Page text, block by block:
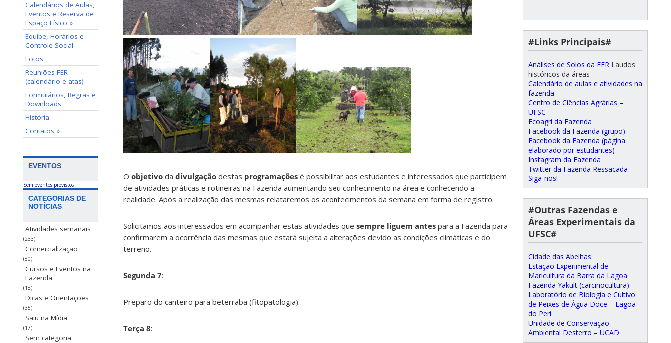
Calendários de Aulas,
Eventos e Reserva de
Espaço Físico »
Equipe, Horários e
Controle Social
Fotos
Reuniões FER
(calendário e atas)
Formulários, Regras e
Downloads
História
Contatos »
EVENTOS
Sem eventos previstos
CATEGORIAS DE
NOTÍCIAS
Atividades semanais
(233)
Comercialização
(80)
Cursos e Eventos na
Fazenda
(18)
Dicas e Orientações
(35)
Saiu na Mídia
(17)
Sem categoria
O objetivo da divulgação destas programações é possibilitar aos estudantes e interessados que participem
de atividades práticas e rotineiras na Fazenda aumentando seu conhecimento na área e conhecendo a
realidade. Após a realização das mesmas relataremos os acontecimentos da semana em forma de registro.
Solicitamos aos interessados em acompanhar estas atividades que sempre liguem antes para a Fazenda para
confirmarem a ocorrência das mesmas que estará sujeita a alterações devido as condições climáticas e do
terreno.
Segunda 7:
Preparo do canteiro para beterraba (fitopatologia).
Terça 8:
#Links Principais#
Análises de Solos da FER Laudos
históricos da áreas
Calendário de aulas e atividades na
fazenda
Centro de Ciências Agrárias –
UFSC
Ecoagri da Fazenda
Facebook da Fazenda (grupo)
Facebook da Fazenda (página
elaborado por estudantes)
Instagram da Fazenda
Twitter da Fazenda Ressacada –
Siga-nos!
#Outras Fazendas e
Áreas Experimentais da
UFSC#
Cidade das Abelhas
Estação Experimental de
Maricultura da Barra da Lagoa
Fazenda Yakult (carcinocultura)
Laboratório de Biologia e Cultivo
de Peixes de Água Doce – Lagoa
do Peri
Unidade de Conservação
Ambiental Desterro – UCAD